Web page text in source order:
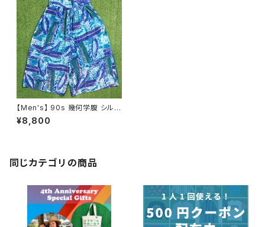
【Men's】 90s 幾何学腹 シルク
ハーフパンツ / 90年代 ショート
パンツ ショーツ ハーパン メンズ
¥8,800
同じカテゴリの商品